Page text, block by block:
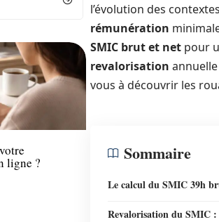
ligne ?
l’évolution des
rémunération
SMIC brut et net pour
revalorisation
vous à découvrir les
Sommaire
Le calcul du SMIC 39h
Revalorisation du SMIC :